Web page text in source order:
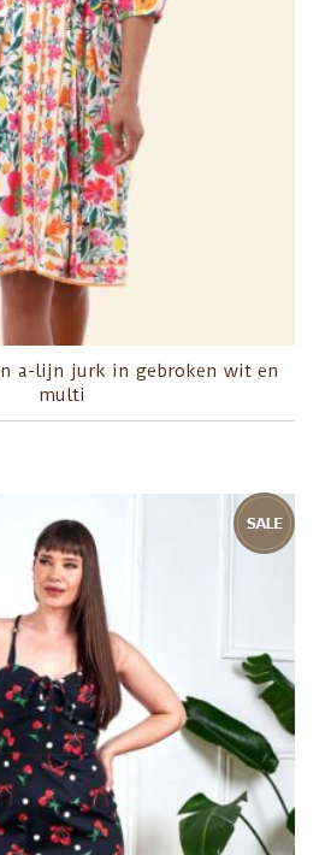
a-lijn jurk in gebroken wit en
multi